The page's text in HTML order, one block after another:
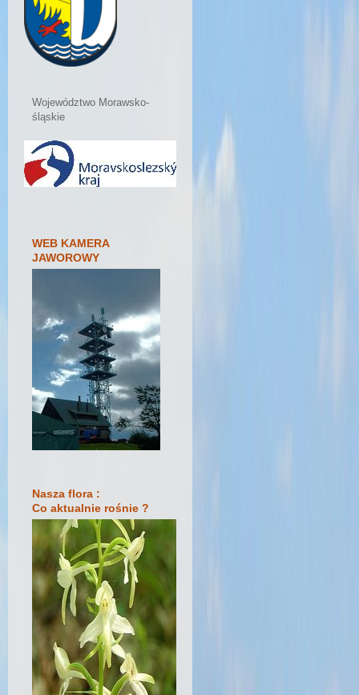
Województwo Morawsko-
śląskie
WEB KAMERA
JAWOROWY
Nasza flora :
Co aktualnie rośnie ?